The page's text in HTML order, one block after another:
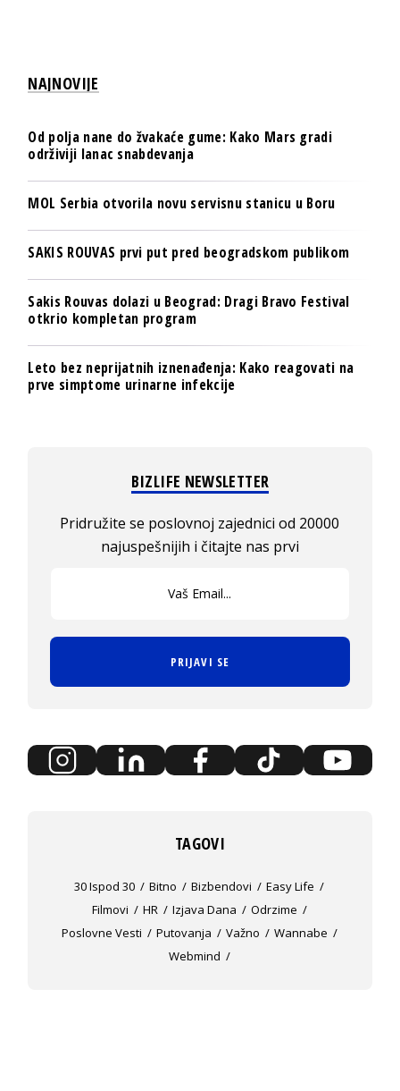
NAJNOVIJE
Od polja nane do žvakaće gume: Kako Mars gradi
održiviji lanac snabdevanja
MOL Serbia otvorila novu servisnu stanicu u Boru
SAKIS ROUVAS prvi put pred beogradskom publikom
Sakis Rouvas dolazi u Beograd: Dragi Bravo Festival
otkrio kompletan program
Leto bez neprijatnih iznenađenja: Kako reagovati na
prve simptome urinarne infekcije
BIZLIFE NEWSLETTER
Pridružite se poslovnoj zajednici od 20000
najuspešnijih i čitajte nas prvi
PRIJAVI SE
TAGOVI
30 Ispod 30 Bitno Bizbendovi
Easy Life
Filmovi
HR Izjava Dana
Odrzime
Poslovne Vesti
Putovanja Važno
Wannabe
Webmind